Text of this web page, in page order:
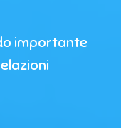
importante